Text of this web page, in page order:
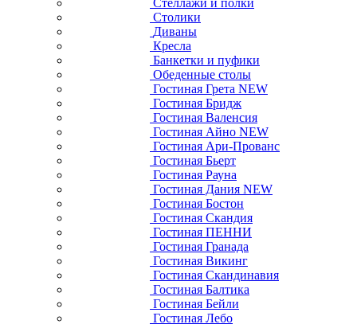
Столики
Диваны
Кресла
Банкетки и пуфики
Обеденные столы
Гостиная Грета NEW
Гостиная Бридж
Гостиная Валенсия
Гостиная Айно NEW
Гостиная Ари-Прованс
Гостиная Бьерт
Гостиная Рауна
Гостиная Дания NEW
Гостиная Бостон
Гостиная Скандия
Гостиная ПЕННИ
Гостиная Гранада
Гостиная Викинг
Гостиная Скандинавия
Гостиная Балтика
Гостиная Бейли
Гостиная Лебо